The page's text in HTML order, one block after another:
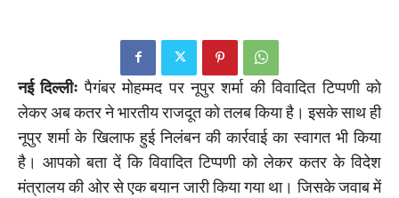
नई दिल्लीः पैगंबर मोहम्मद पर नूपुर शर्मा की विवादित टिप्पणी को
लेकर अब कतर ने भारतीय राजदूत को तलब किया है। इसके साथ ही
नूपुर शर्मा के खिलाफ हुई निलंबन की कार्रवाई का स्वागत भी किया
है। आपको बता दें कि विवादित टिप्पणी को लेकर कतर के विदेश
मंत्रालय की ओर से एक बयान जारी किया गया था। जिसके जवाब में